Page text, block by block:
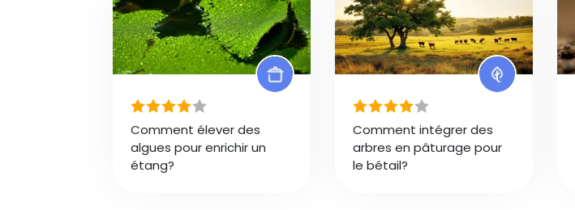
Comment élever des
algues pour enrichir un
étang?
Comment intégrer des
arbres en pâturage pour
le bétail?